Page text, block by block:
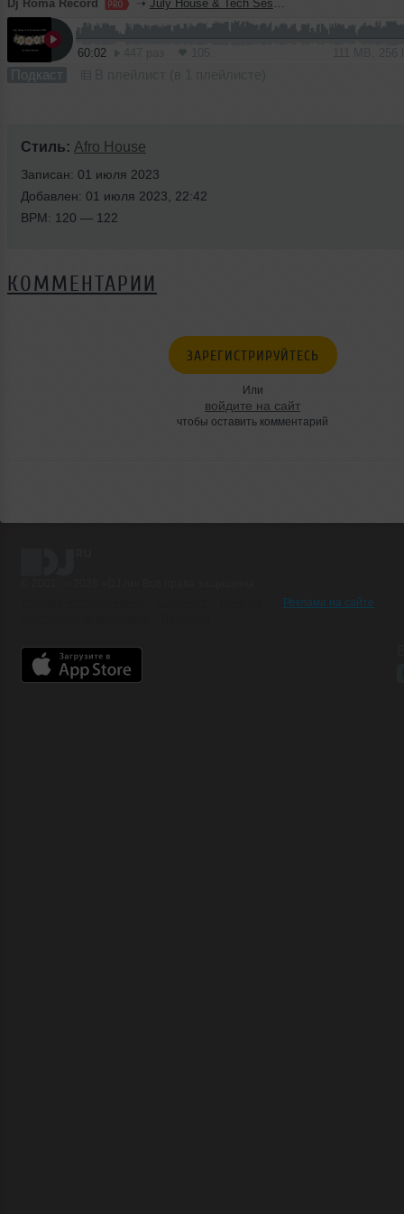
Dj Roma Record ➝ July House & Tech Session 2026
60:02
Подкаст
Стиль: Afro House
Записан: 01 июля 2023
Добавлен: 01 июля 2023, 22:42
BPM: 120 — 122
КОММЕНТАРИИ
ЗАРЕГИСТРИРУЙТЕСЬ
Или
войдите на сайт
чтобы оставить комментарий
Реклама на сайте